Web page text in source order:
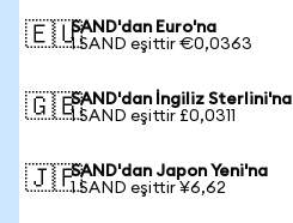
🇪🇺SAND'dan Euro'na
1 SAND eşittir €0,0363
🇬🇧SAND'dan İngiliz Sterlini'na
1 SAND eşittir £0,0311
🇯🇵SAND'dan Japon Yeni'na
1 SAND eşittir ¥6,62